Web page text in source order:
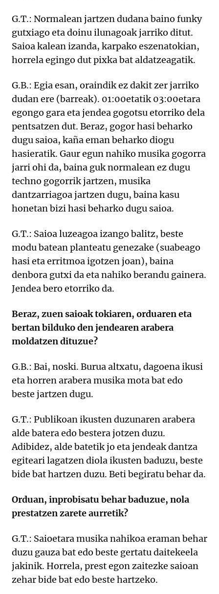
G.T.: Normalean jartzen dudana baino funky
gutxiago eta doinu ilunagoak jarriko ditut.
Saioa kalean izanda, karpako eszenatokian,
horrela egingo dut pixka bat aldatzeagatik.
G.B.: Egia esan, oraindik ez dakit zer jarriko
dudan ere (barreak). 01:00etatik 03:00etara
egongo gara eta jendea gogotsu etorriko dela
pentsatzen dut. Beraz, gogor hasi beharko
dugu saioa, kaña eman beharko diogu
hasieratik. Gaur egun nahiko musika gogorra
jarri ohi da, baina guk normalean ez dugu
techno gogorrik jartzen, musika
dantzarriagoa jartzen dugu, baina kasu
honetan bizi hasi beharko dugu saioa.
G.T.: Saioa luzeagoa izango balitz, beste
modu batean planteatu genezake (suabeago
hasi eta erritmoa igotzen joan), baina
denbora gutxi da eta nahiko berandu gainera.
Jendea bero etorriko da.
Beraz, zuen saioak tokiaren, orduaren eta
bertan bilduko den jendearen arabera
moldatzen dituzue?
G.B.: Bai, noski. Burua altxatu, dagoena ikusi
eta horren arabera musika mota bat edo
beste jartzen dugu.
G.T.: Publikoan ikusten duzunaren arabera
alde batera edo bestera jotzen duzu.
Adibidez, alde batetik jo eta jendeak dantza
egiteari lagatzen diola ikusten baduzu, beste
bide bat hartzen duzu. Beti begiratu behar da.
Orduan, inprobisatu behar baduzue, nola
prestatzen zarete aurretik?
G.T.: Saioetara musika nahikoa eraman behar
duzu gauza bat edo beste gertatu daitekeela
jakinik. Horrela, prest egon zaitezke saioan
zehar bide bat edo beste hartzeko.